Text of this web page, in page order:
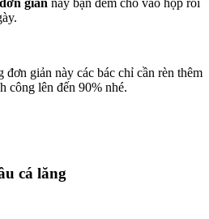
giản này các bác chỉ cần rèn thêm
công lên đến 90% nhé.
cá lăng